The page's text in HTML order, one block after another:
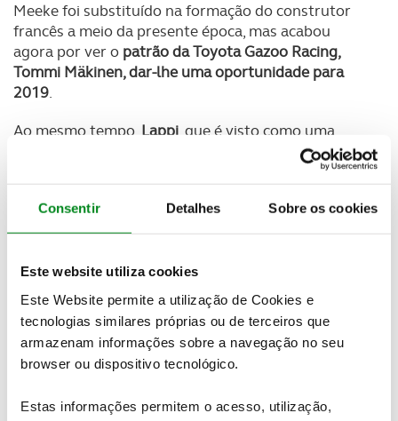
Consentir Detalhes Sobre os cookies
Este website utiliza cookies
Este Website permite a utilização de Cookies e
tecnologias similares próprias ou de terceiros que
armazenam informações sobre a navegação no seu
browser ou dispositivo tecnológico.
Estas informações permitem o acesso, utilização,
Meeke foi substituído na formação do construtor
francês a meio da presente época, mas acabou
agora por ver o patrão da Toyota Gazoo Racing,
Tommi Mäkinen, dar-lhe uma oportunidade para
2019.
Ao mesmo tempo, Lappi , que é visto como uma
estrela em ascensão no desporto, deixa a Toyota
Gazoo Racing no final desta época para tentar
Citroën, Sébastien Ogier.
respetivas equipas: ser Campeão do Mundo.
“O facto do Tommi lá ter estado, de o ter feito, é um
dos pilotos mais bem sucedidos de sempre no WRC
com quatro títulos consecutivos, ele sabe o que é
preciso do ponto de vista do piloto,” disse Meeke.
fácil dares-te bem.”